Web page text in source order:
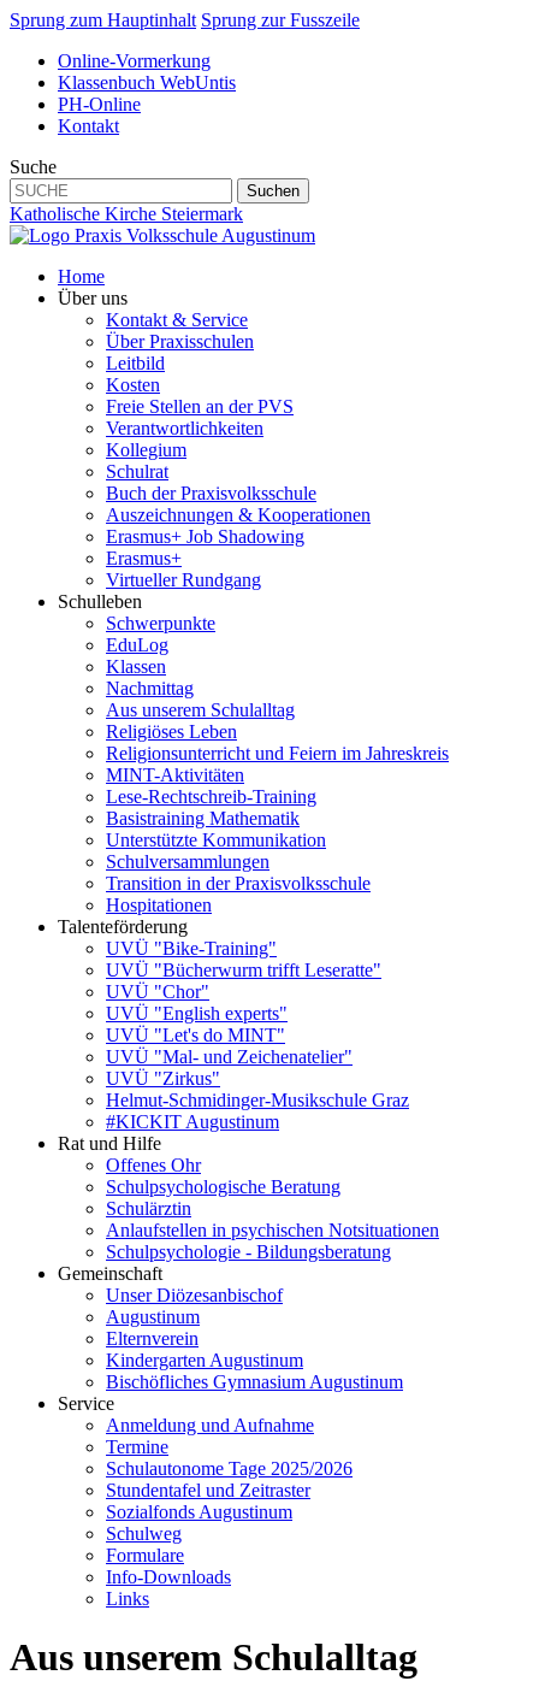
Sprung zum Hauptinhalt Sprung zur Fusszeile
Online-Vormerkung
Klassenbuch WebUntis
PH-Online
Kontakt
Suche
Suchen
Katholische Kirche Steiermark
Home
Über uns
Kontakt & Service
Über Praxisschulen
Leitbild
Kosten
Freie Stellen an der PVS
Verantwortlichkeiten
Kollegium
Schulrat
Buch der Praxisvolksschule
Auszeichnungen & Kooperationen
Erasmus+ Job Shadowing
Erasmus+
Virtueller Rundgang
Schulleben
Schwerpunkte
EduLog
Klassen
Nachmittag
Aus unserem Schulalltag
Religiöses Leben
Religionsunterricht und Feiern im Jahreskreis
MINT-Aktivitäten
Lese-Rechtschreib-Training
Basistraining Mathematik
Unterstützte Kommunikation
Schulversammlungen
Transition in der Praxisvolksschule
Hospitationen
Talenteförderung
UVÜ "Bike-Training"
UVÜ "Bücherwurm trifft Leseratte"
UVÜ "Chor"
UVÜ "English experts"
UVÜ "Let's do MINT"
UVÜ "Mal- und Zeichenatelier"
UVÜ "Zirkus"
Helmut-Schmidinger-Musikschule Graz
#KICKIT Augustinum
Rat und Hilfe
Offenes Ohr
Schulpsychologische Beratung
Schulärztin
Anlaufstellen in psychischen Notsituationen
Schulpsychologie - Bildungsberatung
Gemeinschaft
Unser Diözesanbischof
Augustinum
Elternverein
Kindergarten Augustinum
Bischöfliches Gymnasium Augustinum
Service
Anmeldung und Aufnahme
Termine
Schulautonome Tage 2025/2026
Stundentafel und Zeitraster
Sozialfonds Augustinum
Schulweg
Formulare
Info-Downloads
Links
Aus unserem Schulalltag